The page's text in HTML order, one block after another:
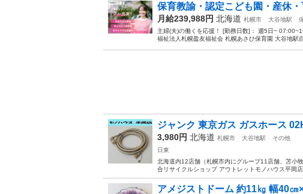
保育教諭・認定こども園・産休
月給239,988円 北海道 札幌市 大谷地駅
主婦(夫)の働くを応援！ [勤務日数]： 週5日~
福祉法人札幌盈友福祉会 札幌あさひ保育園 大谷地駅
ジャンク 東京ガス ガスホース
3,980円 北海道 札幌市 大谷地駅
その他
日東
北海道内12店舗（札幌市内にグループ11店舗、苫
合リサイクルショップ アウトレットモノハウス平岡店
アメジストドーム 約11㎏ 幅40㎝